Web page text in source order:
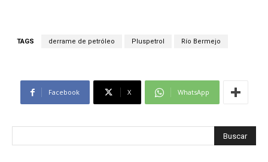
TAGS derrame de petróleo Pluspetrol Río Bermejo
Facebook X WhatsApp